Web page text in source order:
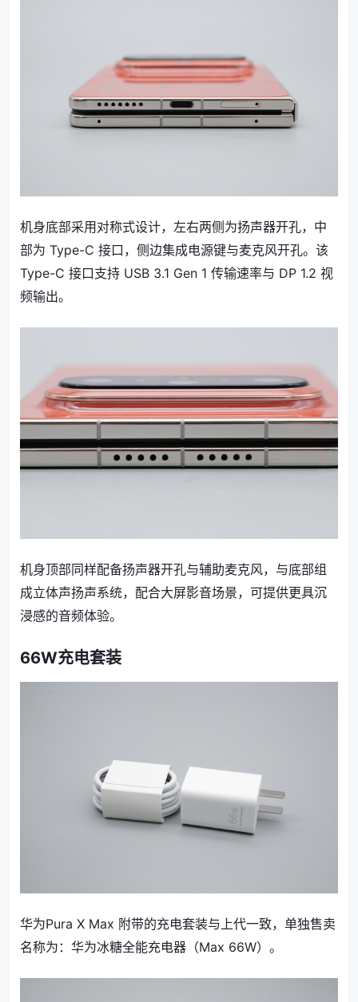
机身底部采用对称式设计，左右两侧为扬声器开孔，中
部为 Type-C 接口，侧边集成电源键与麦克风开孔。该
Type-C 接口支持 USB 3.1 Gen 1 传输速率与 DP 1.2 视
频输出。
机身顶部同样配备扬声器开孔与辅助麦克风，与底部组
成立体声扬声系统，配合大屏影音场景，可提供更具沉
浸感的音频体验。
66W充电套装
华为Pura X Max 附带的充电套装与上代一致，单独售卖
名称为：华为冰糖全能充电器（Max 66W）。